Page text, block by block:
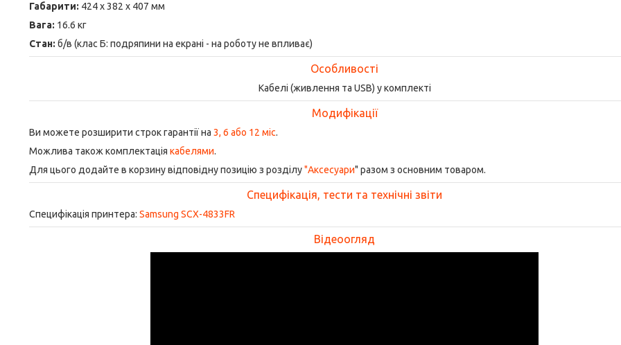
Габарити: 424 x 382 x 407 мм
Вага: 16.6 кг
Стан: б/в (клас Б: подряпини на екрані - на роботу не впливає)
Особливості
Кабелі (живлення та USB) у комплекті
Модифікації
Ви можете розширити строк гарантії на 3, 6 або 12 міс.
Можлива також комплектація кабелями.
Для цього додайте в корзину відповідну позицію з розділу"Аксесуари" разом з основним товаром.
Специфікація, тести та технічні звіти
Специфікація принтера: Samsung SCX-4833FR
Відеоогляд